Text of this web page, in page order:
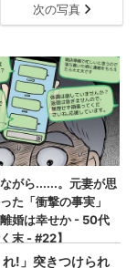
次の写真